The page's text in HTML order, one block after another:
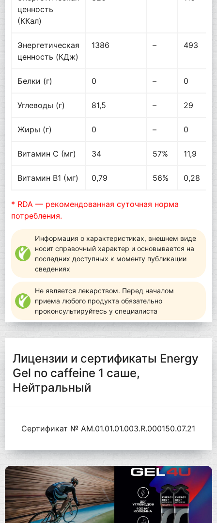
ценность
(ККал)
Энергетическая
ценность (КДж)
1386 – 493
Белки (г) 0 – 0
Углеводы (г) 81,5 – 29
Жиры (г) 0 – 0
Витамин C (мг) 34 57% 11,9
Витамин B1 (мг) 0,79 56% 0,28
* RDA — рекомендованная суточная норма
потребления.
Информация о характеристиках, внешнем виде
носит справочный характер и основывается на
последних доступных к моменту публикации
сведениях
Не является лекарством. Перед началом
приема любого продукта обязательно
проконсультируйтесь у специалиста
Лицензии и сертификаты Energy
Gel no caffeine 1 саше,
Нейтральный
Сертификат № AM.01.01.01.003.R.000150.07.21